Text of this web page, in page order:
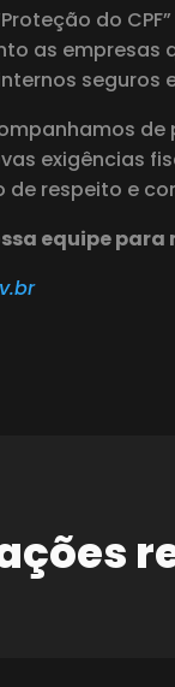
do
as empresas
seguros
exigências
respeito e
equipe